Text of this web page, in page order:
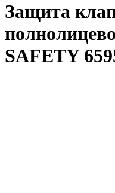
Защита
SAFETY